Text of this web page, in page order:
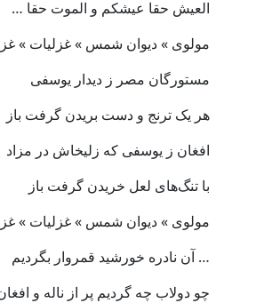
العیش حقا عیشکم و الموت حقا …
مولوی » دیوان شمس » غزلیات » غزل
مستورگان مصر ز دیدار یوسفی
هر یک ترنج و دست بریدن گرفت باز
افغان ز یوسفی که زلیخاش در مزاد
با تنگ‌های لعل خریدن گرفت باز
مولوی » دیوان شمس » غزلیات » غزل
… آن نادره خورشید قمروار بگردیم
چو دولاب چه گردیم پر از ناله و